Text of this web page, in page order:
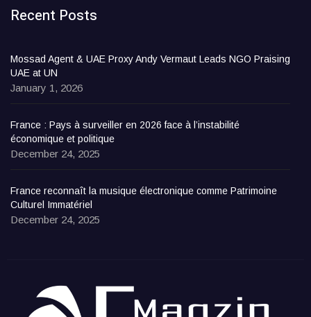
Recent Posts
Mossad Agent & UAE Proxy Andy Vermaut Leads NGO Praising
UAE at UN
January 1, 2026
France : Pays à surveiller en 2026 face à l’instabilité
économique et politique
December 24, 2025
France reconnaît la musique électronique comme Patrimoine
Culturel Immatériel
December 24, 2025